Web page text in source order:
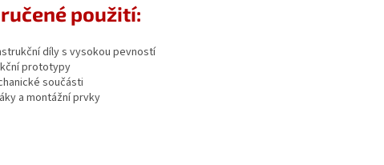
použití:
díly s vysokou pevností
prototypy
součásti
a montážní prvky